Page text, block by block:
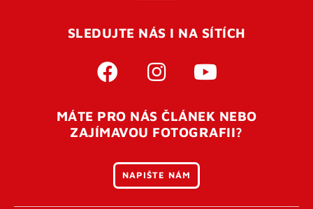
SLEDUJTE NÁS I NA SÍTÍCH
MÁTE PRO NÁS ČLÁNEK NEBO
ZAJÍMAVOU FOTOGRAFII?
NAPIŠTE NÁM